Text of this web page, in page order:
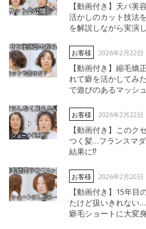
【動画付き】天パ美
活かしのカット技法
を解説しながら実演
お客様 2026年2月22日
【動画付き】縮毛矯
れて癖を活かしてみ
で遊びのあるマッシ
お客様 2026年2月22日
【動画付き】このク
つく髪…フランスマ
結果に⁉︎
お客様 2026年2月20日
【動画付き】15年目
たけど扱いきれない
癖毛ショートに大変